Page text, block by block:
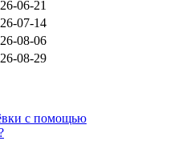
06-21
07-14
08-06
08-29
с помощью